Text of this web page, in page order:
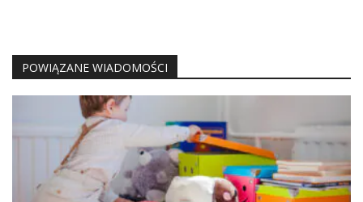
POWIĄZANE WIADOMOŚCI